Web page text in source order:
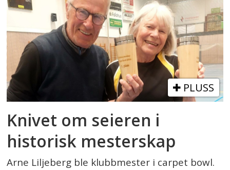
PLUSS
Knivet om seieren i
historisk mesterskap
Arne Liljeberg ble klubbmester i carpet bowl.